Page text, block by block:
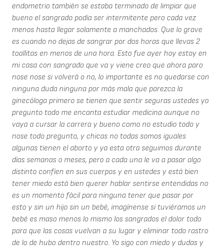
endometrio también se estaba terminado de limpiar que
bueno el sangrado podía ser intermitente pero cada vez
menos hasta llegar solamente a manchados. Que lo grave
es cuando no dejas de sangrar por dos horas que llevas 2
toallitas en menos de una hora. Esto fue ayer hoy estoy en
mi casa con sangrado que va y viene creo que ahora paro
nose nose si volverá o no, lo importante es no quedarse con
ninguna duda ninguna por más mala que parezca la
ginecóloga primero se tienen que sentir seguras ustedes yo
pregunto todo me encanta estudiar medicina aunque no
vaya a cursar la carrera y bueno como no estudio todo y
nose todo pregunto, y chicas no todas somos iguales
algunas tienen el aborto y ya esta otra seguimos durante
días semanas o meses, pero a cada una le va a pasar algo
distinto confíen en sus cuerpos y en ustedes y está bien
tener miedo está bien querer hablar sentirse entendidas no
es un momento fácil para ninguna tener que pasar por
esto y sin un hijo sin un bebé, imagínense si tuviéramos un
bebé es maso menos lo mismo los sangrados el dolor todo
para que las cosas vuelvan a su lugar y eliminar todo rastro
de lo de hubo dentro nuestro. Yo sigo con miedo y dudas y